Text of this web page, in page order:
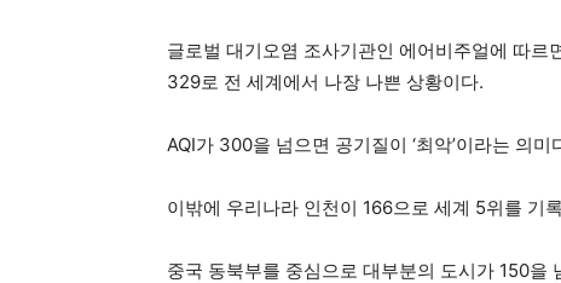
글로벌 대기오염 조사기관인 에어비주얼에 따
329로 전 세계에서 나장 나쁜 상황이다.
AQI가 300을 넘으면 공기질이 ‘최악’이라는 의미
이밖에 우리나라 인천이 166으로 세계 5위를 기
중국 동북부를 중심으로 대부분의 도시가 150을